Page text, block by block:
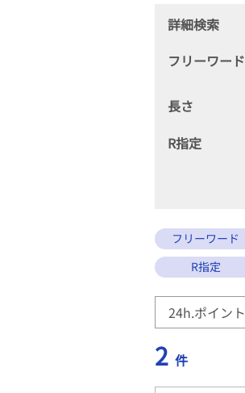
詳細検索
フリーワード
長さ
R指定
フリーワード
R指定
2 件